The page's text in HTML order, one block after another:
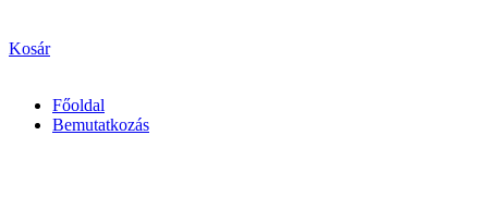
Kosár
Főoldal
Bemutatkozás